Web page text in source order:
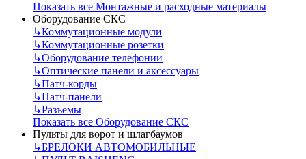
Показать все Монтажные и расходные материалы
Оборудование СКС
↳Коммутационные модули
↳Коммутационные розетки
↳Оборудование телефонии
↳Оптические панели и аксессуары
↳Патч-корды
↳Патч-панели
↳Разъемы
Показать все Оборудование СКС
Пульты для ворот и шлагбаумов
↳БРЕЛОКИ АВТОМОБИЛЬНЫЕ